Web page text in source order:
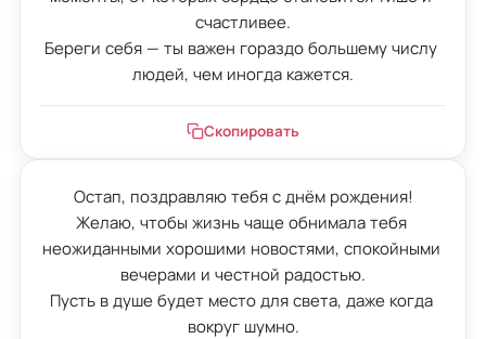
счастливее.
Береги себя — ты важен гораздо большему числу
людей, чем иногда кажется.
Скопировать
Остап, поздравляю тебя с днём рождения!
Желаю, чтобы жизнь чаще обнимала тебя
неожиданными хорошими новостями, спокойными
вечерами и честной радостью.
Пусть в душе будет место для света, даже когда
вокруг шумно.